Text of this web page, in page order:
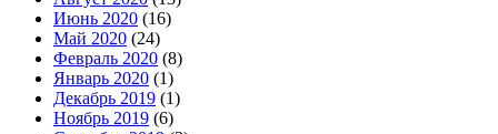
Июнь 2020 (16)
Май 2020 (24)
Февраль 2020 (8)
Январь 2020 (1)
Декабрь 2019 (1)
Ноябрь 2019 (6)